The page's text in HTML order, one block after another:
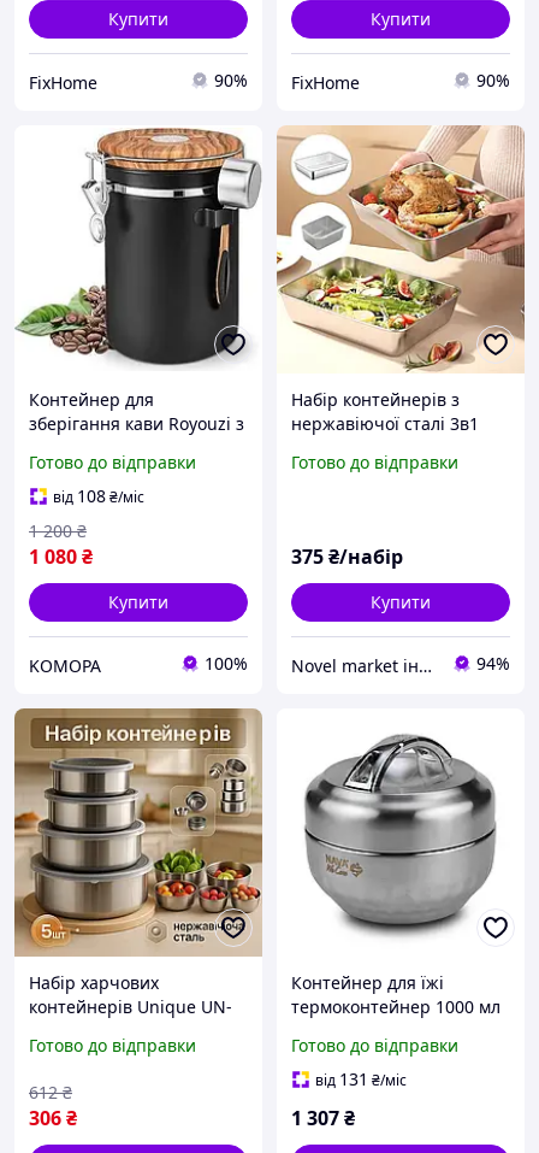
Купити
FixHome 90%
Купити
FixHome 90%
Контейнер для
зберігання кави Royouzi з
герметична банка з
клапаном та мірною
ложкою
Готово до відправки
від 108₴/міс
1 080₴
1 200 ₴
Купити
KOMOPA 100%
Набір контейнерів з
нержавіючої сталі 3в1
Готово до відправки
375₴/набір
Купити
Novel market інтернет-магазин унікальних товарів! 94%
Набір харчових
контейнерів Unique UN-
сталі JW-14 тренд
Готово до відправки
306₴
612 ₴
Контейнер для їжі
термоконтейнер 1000 мл
нержавіючої сталі S304
сріблястий з подвійними
Готово до відправки
від 131 ₴/міс
1 307₴